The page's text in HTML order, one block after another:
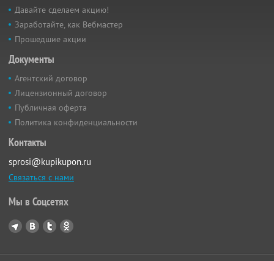
Давайте сделаем акцию!
Заработайте, как Вебмастер
Прошедшие акции
Документы
Агентский договор
Лицензионный договор
Публичная оферта
Политика конфиденциальности
Контакты
sprosi@kupikupon.ru
Связаться с нами
Мы в Соцсетях